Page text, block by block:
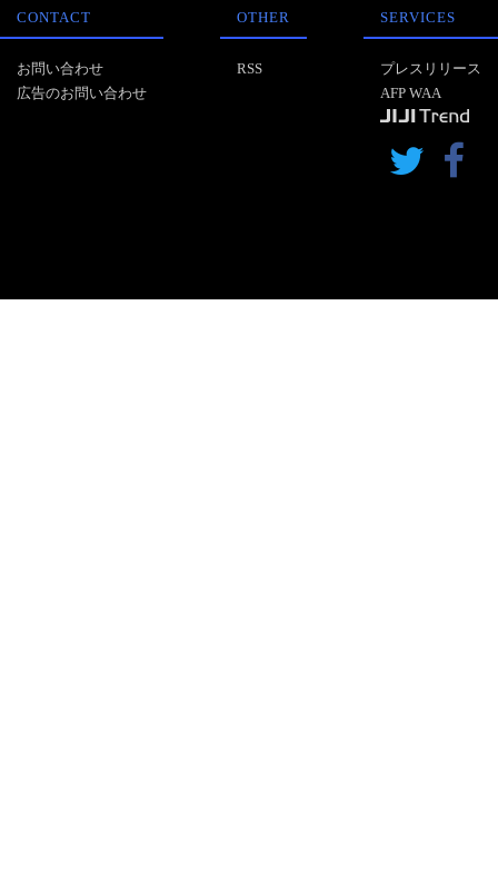
CONTACT
お問い合わせ
広告のお問い合わせ
OTHER
RSS
SERVICES
プレスリリース
AFP WAA